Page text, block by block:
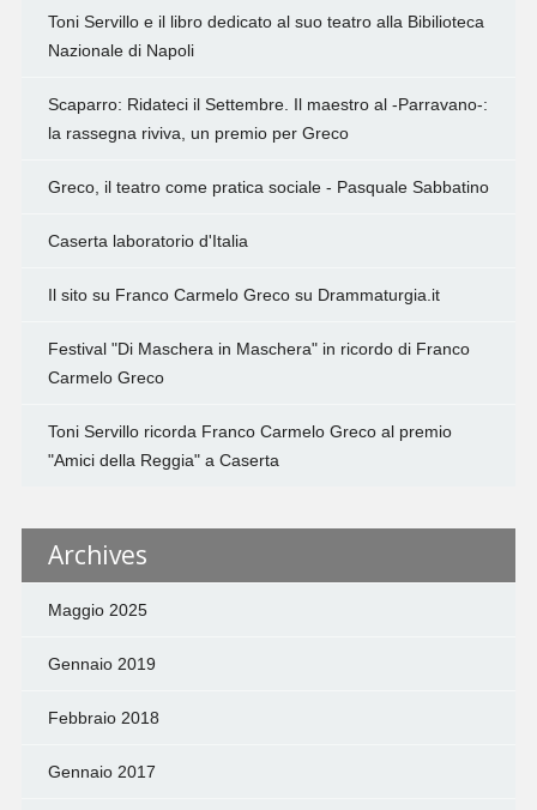
Toni Servillo e il libro dedicato al suo teatro alla Bibilioteca
Nazionale di Napoli
Scaparro: Ridateci il Settembre. Il maestro al -Parravano-:
la rassegna riviva, un premio per Greco
Greco, il teatro come pratica sociale - Pasquale Sabbatino
Caserta laboratorio d'Italia
Il sito su Franco Carmelo Greco su Drammaturgia.it
Festival "Di Maschera in Maschera" in ricordo di Franco
Carmelo Greco
Toni Servillo ricorda Franco Carmelo Greco al premio
"Amici della Reggia" a Caserta
Archives
Maggio 2025
Gennaio 2019
Febbraio 2018
Gennaio 2017